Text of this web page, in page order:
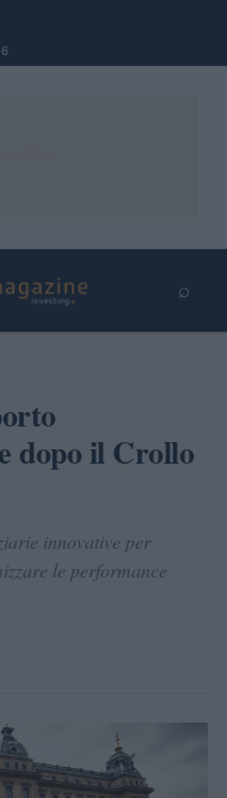
⌕
dopo il Crollo
innovative per
le performance